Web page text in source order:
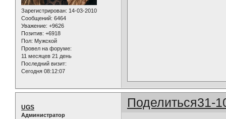
Зарегистрирован: 14-03-2010
Сообщений: 6464
Уважение: +9626
Позитив: +6918
Пол: Мужской
Провел на форуме:
11 месяцев 21 день
Последний визит:
Сегодня 08:12:07
Поделиться31-
UGS
Администратор